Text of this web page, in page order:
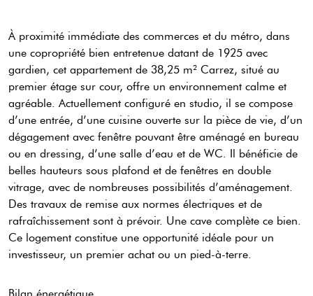
À proximité immédiate des commerces et du métro, dans
une copropriété bien entretenue datant de 1925 avec
gardien, cet appartement de 38,25 m² Carrez, situé au
premier étage sur cour, offre un environnement calme et
agréable. Actuellement configuré en studio, il se compose
d’une entrée, d’une cuisine ouverte sur la pièce de vie, d’un
dégagement avec fenêtre pouvant être aménagé en bureau
ou en dressing, d’une salle d’eau et de WC. Il bénéficie de
belles hauteurs sous plafond et de fenêtres en double
vitrage, avec de nombreuses possibilités d’aménagement.
Des travaux de remise aux normes électriques et de
rafraîchissement sont à prévoir. Une cave complète ce bien.
Ce logement constitue une opportunité idéale pour un
investisseur, un premier achat ou un pied-à-terre.
Bilan énergétique